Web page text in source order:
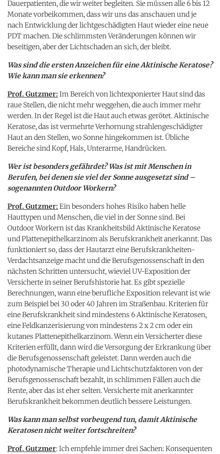
Dauerpatienten, die wir weiter begleiten. Sie müssen alle 6 bis 12
Monate vorbeikommen, dass wir uns das anschauen und je
nach Entwicklung der lichtgeschädigten Haut wieder eine neue
PDT machen. Die schlimmsten Veränderungen können wir
beseitigen, aber der Lichtschaden an sich, der bleibt.
Was sind die ersten Anzeichen für eine Aktinische Keratose?
Wie kann man sie erkennen?
Prof. Gutzmer:Im Bereich von lichtexponierter Haut sind das
raue Stellen, die nicht mehr weggehen, die auch immer mehr
werden. In der Regel ist die Haut auch etwas gerötet. Aktinische
Keratose, das ist vermehrte Verhornung strahlengeschädigter
Haut an den Stellen, wo Sonne hingekommen ist. Übliche
Bereiche sind Kopf, Hals, Unterarme, Handrücken.
Wer ist besonders gefährdet? Was ist mit Menschen in
Berufen, bei denen sie viel der Sonne ausgesetzt sind –
sogenannten Outdoor Workern?
Prof. Gutzmer:Ein besonders hohes Risiko haben helle
Hauttypen und Menschen, die viel in der Sonne sind. Bei
Outdoor Workern ist das Krankheitsbild Aktinische Keratose
und Plattenepithelkarzinom als Berufskrankheit anerkannt. Das
funktioniert so, dass der Hautarzt eine Berufskrankheiten-
Verdachtsanzeige macht und die Berufsgenossenschaft in den
nächsten Schritten untersucht, wieviel UV-Exposition der
Versicherte in seiner Berufshistorie hat. Es gibt spezielle
Berechnungen, wann eine berufliche Exposition relevant ist wie
zum Beispiel bei 30 oder 40 Jahren im Straßenbau. Kriterien für
eine Berufskrankheit sind mindestens 6 Aktinische Keratosen,
eine Feldkanzerisierung von mindestens 2 x 2 cm oder ein
kutanes Plattenepithelkarzinom. Wenn ein Versicherter diese
Kriterien erfüllt, dann wird die Versorgung der Erkrankung über
die Berufsgenossenschaft geleistet. Dann werden auch die
photodynamische Therapie und Lichtschutzfaktoren von der
Berufsgenossenschaft bezahlt, in schlimmen Fällen auch die
Rente, aber das ist eher selten. Versicherte mit anerkannter
Berufskrankheit bekommen deutlich bessere Leistungen.
Was kann man selbst vorbeugend tun, damit Aktinische
Keratosen nicht weiter fortschreiten?
Prof. Gutzmer: Ich empfehle immer drei Sachen: Konsequenten